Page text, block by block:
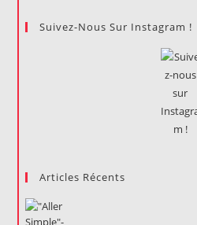
Suivez-Nous Sur Instagram !
Articles Récents